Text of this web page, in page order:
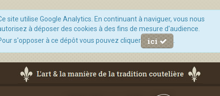
site utilise Google Analytics. En continuant à naviguer, vous nous
à déposer des cookies à des fins de mesure d'audience.
s'opposer à ce dépôt vous pouvez cliquer
ici